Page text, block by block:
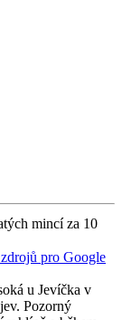
mincí za 10
pro Google
u Jevíčka v
Pozorný